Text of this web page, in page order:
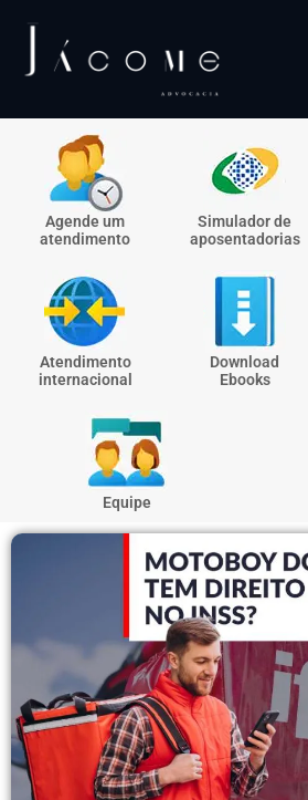
Agende um
atendimento
Simulador de
aposentadorias
Atendimento
internacional
Download
Ebooks
Equipe